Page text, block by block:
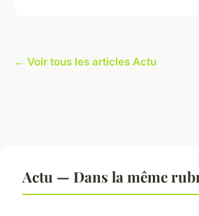
← Voir tous les articles Actu
Actu — Dans la même